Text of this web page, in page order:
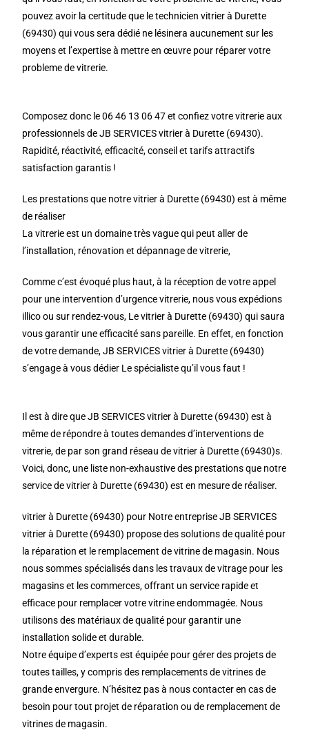
pouvez avoir la certitude que le technicien vitrier à Durette
(69430) qui vous sera dédié ne lésinera aucunement sur les
moyens et l’expertise à mettre en œuvre pour réparer votre
probleme de vitrerie.
Composez donc le 06 46 13 06 47 et confiez votre vitrerie aux
professionnels de JB SERVICES vitrier à Durette (69430).
Rapidité, réactivité, efficacité, conseil et tarifs attractifs
satisfaction garantis !
Les prestations que notre vitrier à Durette (69430) est à même
de réaliser
La vitrerie est un domaine très vague qui peut aller de
l’installation, rénovation et dépannage de vitrerie,
Comme c’est évoqué plus haut, à la réception de votre appel
pour une intervention d’urgence vitrerie, nous vous expédions
illico ou sur rendez-vous, Le vitrier à Durette (69430) qui saura
vous garantir une efficacité sans pareille. En effet, en fonction
de votre demande, JB SERVICES vitrier à Durette (69430)
s’engage à vous dédier Le spécialiste qu’il vous faut !
Il est à dire que JB SERVICES vitrier à Durette (69430) est à
même de répondre à toutes demandes d’interventions de
vitrerie, de par son grand réseau de vitrier à Durette (69430)s.
Voici, donc, une liste non-exhaustive des prestations que notre
service de vitrier à Durette (69430) est en mesure de réaliser.
vitrier à Durette (69430) pour Notre entreprise JB SERVICES
vitrier à Durette (69430) propose des solutions de qualité pour
la réparation et le remplacement de vitrine de magasin. Nous
nous sommes spécialisés dans les travaux de vitrage pour les
magasins et les commerces, offrant un service rapide et
efficace pour remplacer votre vitrine endommagée. Nous
utilisons des matériaux de qualité pour garantir une
installation solide et durable.
Notre équipe d’experts est équipée pour gérer des projets de
toutes tailles, y compris des remplacements de vitrines de
grande envergure. N’hésitez pas à nous contacter en cas de
besoin pour tout projet de réparation ou de remplacement de
vitrines de magasin.